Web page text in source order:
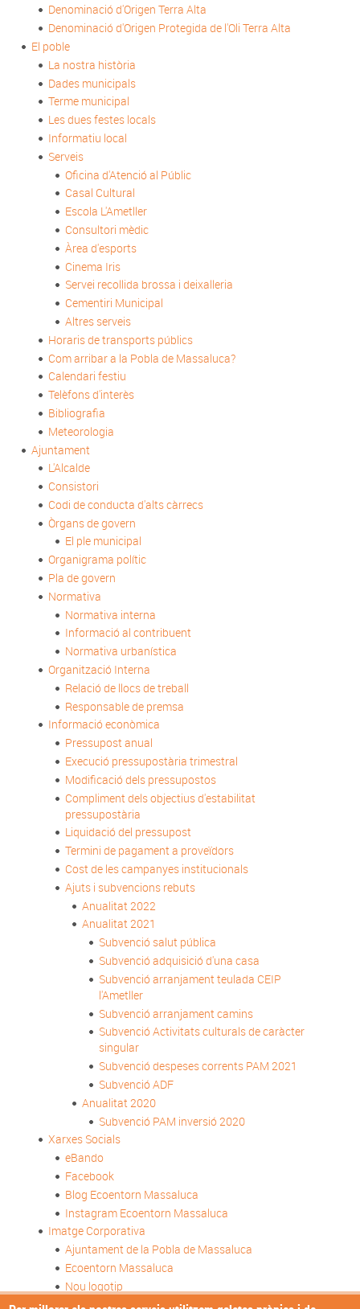
Denominació d'Origen Terra Alta
Denominació d'Origen Protegida de l'Oli Terra Alta
El poble
La nostra història
Dades municipals
Terme municipal
Les dues festes locals
Informatiu local
Serveis
Oficina d'Atenció al Públic
Casal Cultural
Escola L'Ametller
Consultori mèdic
Àrea d'esports
Cinema Iris
Servei recollida brossa i deixalleria
Cementiri Municipal
Altres serveis
Horaris de transports públics
Com arribar a la Pobla de Massaluca?
Calendari festiu
Telèfons d'interès
Bibliografia
Meteorologia
Ajuntament
L'Alcalde
Consistori
Codi de conducta d'alts càrrecs
Òrgans de govern
El ple municipal
Organigrama polític
Pla de govern
Normativa
Normativa interna
Informació al contribuent
Normativa urbanística
Organització Interna
Relació de llocs de treball
Responsable de premsa
Informació econòmica
Pressupost anual
Execució pressupostària trimestral
Modificació dels pressupostos
Compliment dels objectius d'estabilitat
pressupostària
Liquidació del pressupost
Termini de pagament a proveïdors
Cost de les campanyes institucionals
Ajuts i subvencions rebuts
Anualitat 2022
Anualitat 2021
Subvenció salut pública
Subvenció adquisició d'una casa
Subvenció arranjament teulada CEIP
l'Ametller
Subvenció arranjament camins
Subvenció Activitats culturals de caràcter
singular
Subvenció despeses corrents PAM 2021
Subvenció ADF
Anualitat 2020
Subvenció PAM inversió 2020
Xarxes Socials
eBando
Facebook
Blog Ecoentorn Massaluca
Instagram Ecoentorn Massaluca
Imatge Corporativa
Ajuntament de la Pobla de Massaluca
Ecoentorn Massaluca
Nou logotip
Transparència